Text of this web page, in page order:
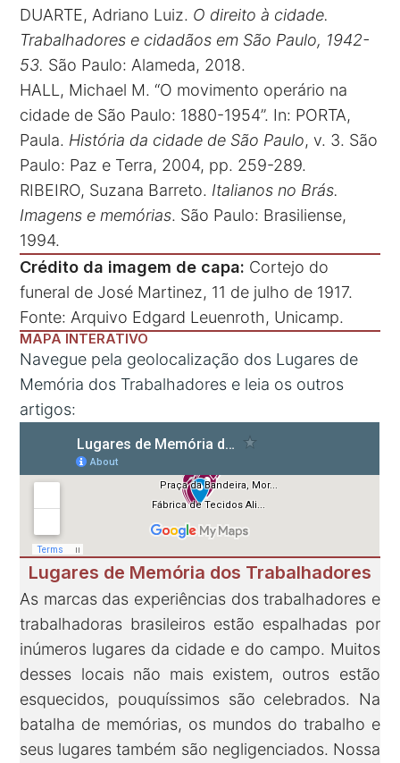
DUARTE, Adriano Luiz. O direito à cidade.
Trabalhadores e cidadãos em São Paulo, 1942-
53. São Paulo: Alameda, 2018.
HALL, Michael M. “O movimento operário na
cidade de São Paulo: 1880-1954”. In: PORTA,
Paula. História da cidade de São Paulo, v. 3. São
Paulo: Paz e Terra, 2004, pp. 259-289.
RIBEIRO, Suzana Barreto. Italianos no Brás.
Imagens e memórias. São Paulo: Brasiliense,
1994.
Crédito da imagem de capa: Cortejo do
funeral de José Martinez, 11 de julho de 1917.
Fonte: Arquivo Edgard Leuenroth, Unicamp.
MAPA INTERATIVO
Navegue pela geolocalização dos Lugares de
Memória dos Trabalhadores e leia os outros
artigos:
Lugares de Memória dos Trabalhadores
As marcas das experiências dos trabalhadores e
trabalhadoras brasileiros estão espalhadas por
inúmeros lugares da cidade e do campo. Muitos
desses locais não mais existem, outros estão
esquecidos, pouquíssimos são celebrados. Na
batalha de memórias, os mundos do trabalho e
seus lugares também são negligenciados. Nossa